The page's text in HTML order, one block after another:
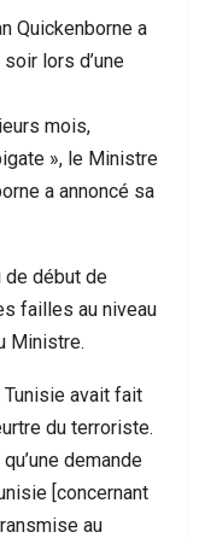
Quickenborne a
lors d’une
mois,
», le Ministre
a annoncé sa
de début de
failles au niveau
Ministre.
avait fait
du terroriste.
demande
[concernant
au